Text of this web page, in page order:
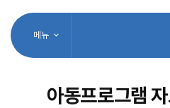
메뉴
아동프로그램